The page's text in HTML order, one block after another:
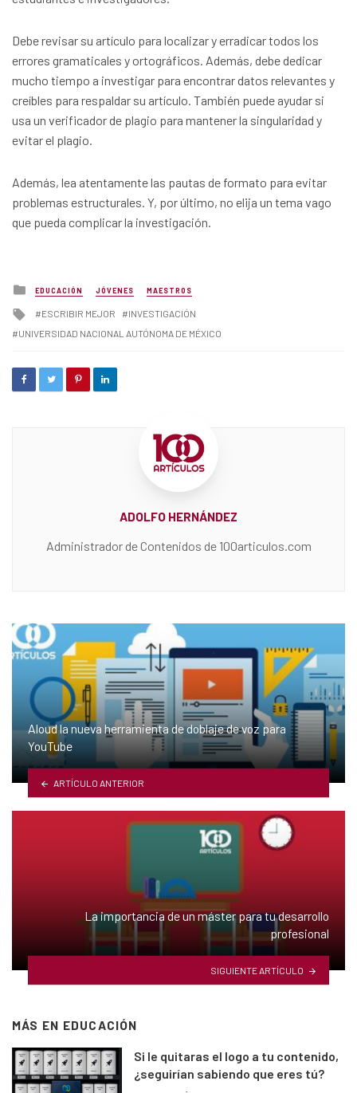
Debe revisar su artículo para localizar y erradicar todos los
errores gramaticales y ortográficos. Además, debe dedicar
mucho tiempo a investigar para encontrar datos relevantes y
creíbles para respaldar su artículo. También puede ayudar si
usa un verificador de plagio para mantener la singularidad y
evitar el plagio.
Además, lea atentamente las pautas de formato para evitar
problemas estructurales. Y, por último, no elija un tema vago
que pueda complicar la investigación.
Posted
in
EDUCACIÓN JÓVENES MAESTROS
Tagged
ESCRIBIR MEJOR
INVESTIGACIÓN
UNIVERSIDAD NACIONAL AUTÓNOMA DE MÉXICO
ADOLFO HERNÁNDEZ
Administrador de Contenidos de 100articulos.com
Aloud la nueva herramienta de doblaje de voz para
YouTube
ARTÍCULO ANTERIOR
La importancia de un máster para tu desarrollo
profesional
SIGUIENTE ARTÍCULO
MÁS EN EDUCACIÓN
Si le quitaras el logo a tu contenido,
¿seguirían sabiendo que eres tú?